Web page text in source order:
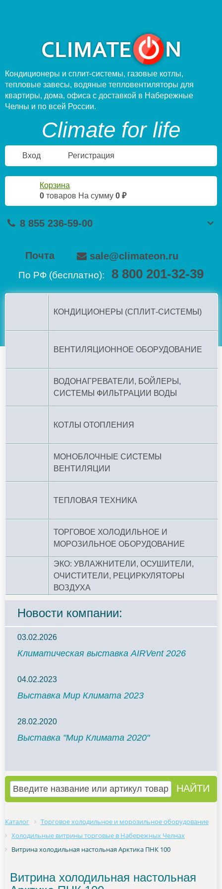
Кондиционеры и сплит-системы, газовые котлы,
тепловые завесы, водяные тепловентиляторы для
квартиры, дома, офиса с доставкой в Набережные
Челны и по всей России.
Climate for life
Вход Регистрация
Корзина
0 товаров На сумму 0 ₽
8 855 236-59-00
Почта sale@climateon.ru
По РФ (бесплатно): 8 800 201-32-39
КОНДИЦИОНЕРЫ (СПЛИТ-СИСТЕМЫ)
ВЕНТИЛЯЦИОННОЕ ОБОРУДОВАНИЕ
ВОДОНАГРЕВАТЕЛИ, БОЙЛЕРЫ,
СИСТЕМЫ ФИЛЬТРАЦИИ ВОДЫ
КОТЛЫ ОТОПЛЕНИЯ
МОНОБЛОЧНЫЕ СИСТЕМЫ
ВЕНТИЛЯЦИИ
ТЕПЛОВАЯ ТЕХНИКА
ТОРГОВОЕ ХОЛОДИЛЬНОЕ И
МОРОЗИЛЬНОЕ ОБОРУДОВАНИЕ
ЭКО: УВЛАЖНИТЕЛИ, ОСУШИТЕЛИ,
ОЧИСТИТЕЛИ, РЕЦИРКУЛЯТОРЫ
ВОЗДУХА
Новости компании:
03.02.2026
Климатическая выставка AIRVent 2026
04.02.2023
Выставка Мир Климата 2023
28.02.2020
Выставка "Мир Климата 2020"
Каталог
Торговое холодильное и морозильное оборудование
Холодильные витрины торговые в Набережных Челнах
Витрина холодильная настольная Арктика ПНК 100
Витрина холодильная настольная